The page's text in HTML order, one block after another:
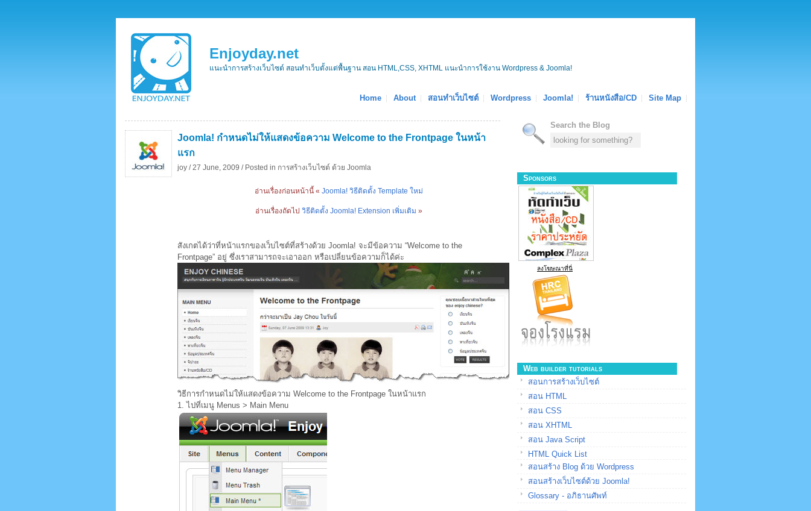
Enjoyday.net
แนะนำการสร้างเว็บไซต์ สอนทำเว็บตั้งแต่พื้นฐาน สอน HTML,CSS, XHTML แนะนำการใช้งาน Wordpress & Joomla!
Home About สอนทำเว็บไซต์ Wordpress Joomla! ร้านหนังสือ/CD Site Map
Joomla! กำหนดไม่ให้แสดงข้อความ Welcome to the Frontpage ในหน้า
แรก
joy / 27 June, 2009 / Posted in การสร้างเว็บไซต์ ด้วย Joomla
อ่านเรื่องก่อนหน้านี้ « Joomla! วิธีติดตั้ง Template ใหม่
อ่านเรื่องถัดไป วิธีติดตั้ง Joomla! Extension เพิ่มเติม »
สังเกตได้ว่าที่หน้าแรกของเว็บไซต์ที่สร้างด้วย Joomla! จะมีข้อความ “Welcome to the
Frontpage” อยู่ ซึ่งเราสามารถจะเอาออก หรือเปลี่ยนข้อความก็ได้ค่ะ
วิธีการกำหนดไม่ให้แสดงข้อความ Welcome to the Frontpage ในหน้าแรก
1. ไปที่เมนู Menus > Main Menu
Search the Blog
Sponsors
ลงโฆษณาที่นี่
Web builder tutorials
สอนการสร้างเว็บไซต์
สอน HTML
สอน CSS
สอน XHTML
สอน Java Script
HTML Quick List
สอนสร้าง Blog ด้วย Wordpress
สอนสร้างเว็บไซต์ด้วย Joomla!
Glossary - อภิธานศัพท์